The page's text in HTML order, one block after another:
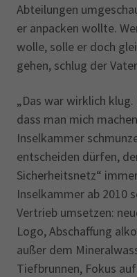
Abteilungen
er anpacken wollte.
wolle, solle er doch
gehen, schlug der
„Das war wirklich
dass man mich
Inselkammer
entscheiden dürfen,
Sicherheitsnetz“
Inselkammer ab 2010
Vertrieb umsetzen:
Logo, Abschaffung
außer dem
Tiefbrunnen, Fokus